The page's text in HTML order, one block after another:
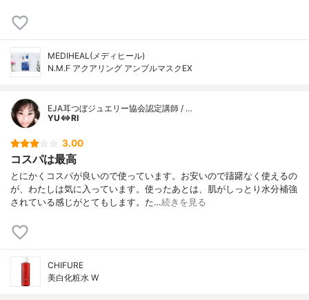
MEDIHEAL(メディヒール)
N.M.F アクアリング アンプルマスクEX
EJA耳つぼジュエリー協会認定講師 / …
YU⇔RI
3.00
コスパは最高
とにかくコスパが良いので使っています。お安いので躊躇なく使えるの
が、わたしは気に入っています。使ったあとは、肌がしっとり水分補強
されている感じがとてもします。た…続きを見る
CHIFURE
美白化粧水 W